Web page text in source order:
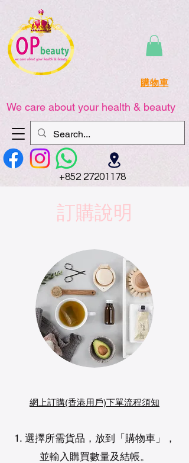
+852 27201178
購物車
We care about your health & beauty
訂購說明
網上訂購(香港用戶)下單流程須知
1. 選擇所需貨品，放到「購物車」，
並輸入購買數量及結帳。